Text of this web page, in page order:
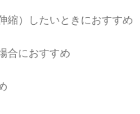
縮）したいときにおすすめ
合におすすめ